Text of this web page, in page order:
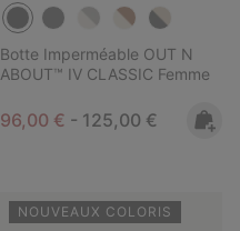
Botte Imperméable OUT N
ABOUT™ IV CLASSIC Femme
Minimum sale price:
96,00 € - Maximum price:
125,00 €
NOUVEAUX COLORIS